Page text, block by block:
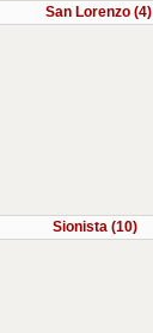
San Lorenzo (4)
Sionista (10)